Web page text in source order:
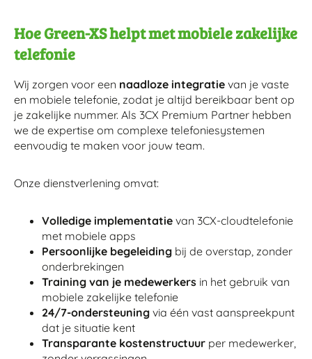
Hoe Green-XS helpt met mobiele zakelijke
telefonie
Wij zorgen voor een naadloze integratie van je vaste
en mobiele telefonie, zodat je altijd bereikbaar bent op
je zakelijke nummer. Als 3CX Premium Partner hebben
we de expertise om complexe telefoniesystemen
eenvoudig te maken voor jouw team.
Onze dienstverlening omvat:
Volledige implementatie van 3CX-cloudtelefonie
met mobiele apps
Persoonlijke begeleiding bij de overstap, zonder
onderbrekingen
Training van je medewerkers in het gebruik van
mobiele zakelijke telefonie
24/7-ondersteuning via één vast aanspreekpunt
dat je situatie kent
Transparante kostenstructuur per medewerker,